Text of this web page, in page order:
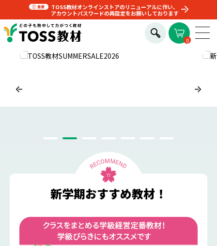
TOSS教材オンラインストアのリニューアルに伴い、
アカウントパスワードの再設定をお願いしております
0
新学期おすすめ教材！